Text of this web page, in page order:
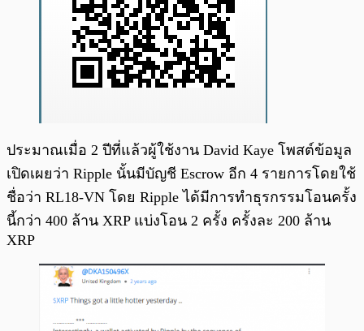
ประมาณเมื่อ 2 ปีที่แล้วผู้ใช้งาน David Kaye โพสต์ข้อมูล
เปิดเผยว่า Ripple นั้นมีบัญชี Escrow อีก 4 รายการโดยใช้
ชื่อว่า RL18-VN โดย Ripple ได้มีการทำธุรกรรมโอนครั้ง
นี้กว่า 400 ล้าน XRP แบ่งโอน 2 ครั้ง ครั้งละ 200 ล้าน
XRP